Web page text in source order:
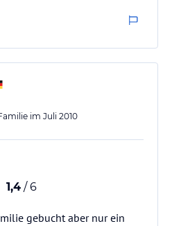
im Juli 2010
1,4 / 6
gebucht aber nur ein